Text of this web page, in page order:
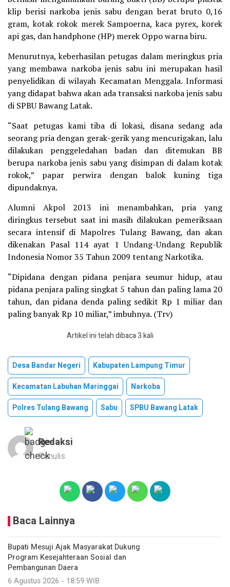
klip berisi narkoba jenis sabu dengan berat bruto 0,16
gram, kotak rokok merek Sampoerna, kaca pyrex, korek
api gas, dan handphone (HP) merek Oppo warna biru.
Menurutnya, keberhasilan petugas dalam meringkus pria
yang membawa narkoba jenis sabu ini merupakan hasil
penyelidikan di wilayah Kecamatan Menggala. Informasi
yang didapat bahwa akan ada transaksi narkoba jenis sabu
di SPBU Bawang Latak.
“Saat petugas kami tiba di lokasi, disana sedang ada
seorang pria dengan gerak-gerik yang mencurigakan, lalu
dilakukan penggeledahan badan dan ditemukan BB
berupa narkoba jenis sabu yang disimpan di dalam kotak
rokok,” papar perwira dengan balok kuning tiga
dipundaknya.
Alumni Akpol 2013 ini menambahkan, pria yang
diringkus tersebut saat ini masih dilakukan pemeriksaan
secara intensif di Mapolres Tulang Bawang, dan akan
dikenakan Pasal 114 ayat 1 Undang-Undang Republik
Indonesia Nomor 35 Tahun 2009 tentang Narkotika.
“Dipidana dengan pidana penjara seumur hidup, atau
pidana penjara paling singkat 5 tahun dan paling lama 20
tahun, dan pidana denda paling sedikit Rp 1 miliar dan
paling banyak Rp 10 miliar,” imbuhnya. (Trv)
Artikel ini telah dibaca 3 kali
Desa Bandar Negeri
Kabupaten Lampung Timur
Kecamatan Labuhan Maringgai
Narkoba
Polres Tulang Bawang
Sabu SPBU Bawang Latak
Redaksi
Penulis
Baca Lainnya
Bupati Mesuji Ajak Masyarakat Dukung
Program Kesejahteraan Sosial dan
Pembangunan Daera
6 Agustus 2026 - 18:59 WIB